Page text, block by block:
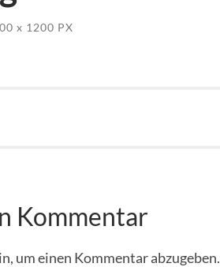
x 1200 PX
Kommentar
um einen Kommentar abzugeben.